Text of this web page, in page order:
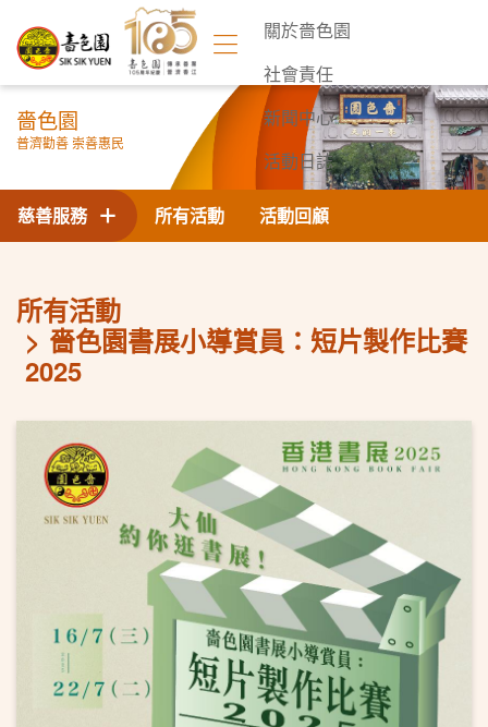
關於嗇色園
社會責任
新聞中心
活動日誌
聯絡我們
嗇色園
普濟勸善 崇善惠民
所有活動 活動回顧
慈善服務
所有活動
嗇色園書展小導賞員：短片製作比賽
2025